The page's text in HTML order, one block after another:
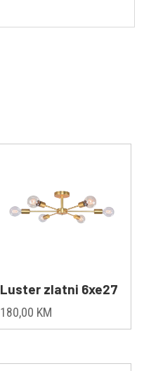
Luster zlatni 6xe27
180,00 KM